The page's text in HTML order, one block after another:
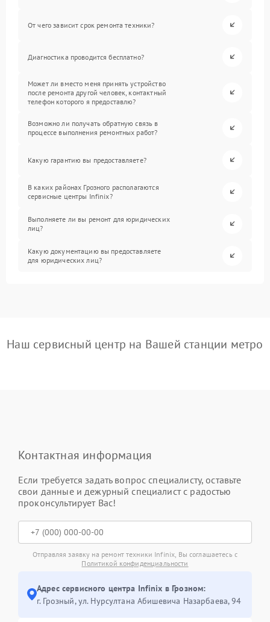
От чего зависит срок ремонта техники?
Диагностика проводится бесплатно?
Может ли вместо меня принять устройство
после ремонта другой человек, контактный
телефон которого я предоставлю?
Возможно ли получать обратную связь в
процессе выполнения ремонтных работ?
Какую гарантию вы предоставляете?
В каких районах Грозного располагаются
сервисные центры Infinix?
Выполняете ли вы ремонт для юридических
лиц?
Какую документацию вы предоставляете
для юридических лиц?
Наш сервисный центр на Вашей станции метро
Контактная информация
Если требуется задать вопрос специалисту, оставьте
свои данные и дежурный специалист с радостью
проконсультирует Вас!
Отправляя заявку на ремонт техники Infinix, Вы соглашаетесь с
Политикой конфиденциальности
Адрес сервисного центра Infinix в Грозном:
г. Грозный, ул. Нурсултана Абишевича Назарбаева, 94